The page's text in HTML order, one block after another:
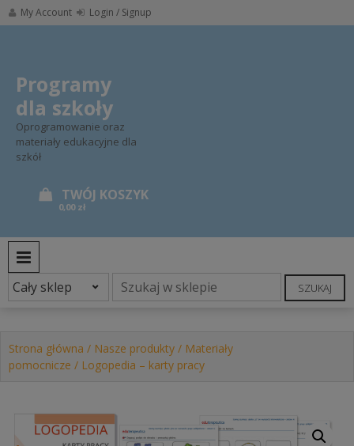
Skip
to
My Account Login / Signup
Programy
dla szkoły
Oprogramowanie oraz
materiały edukacyjne dla
szkół
0,00 zł
SZUKAJ
Strona główna / Nasze produkty / Materiały
pomocnicze / Logopedia – karty pracy